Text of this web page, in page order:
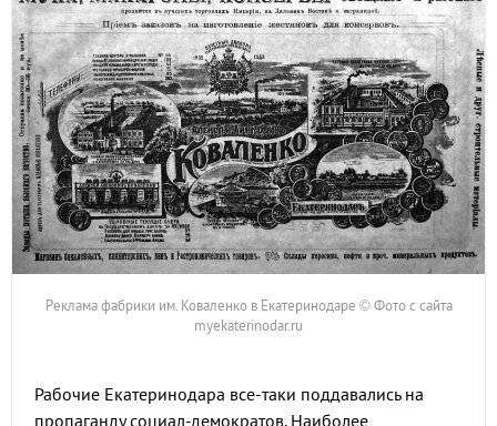
Реклама фабрики им. Коваленко в Екатеринодаре © Фото с сайта
myekaterinodar.ru
Рабочие Екатеринодара все-таки поддавались на
пропаганду социал-демократов. Наиболее